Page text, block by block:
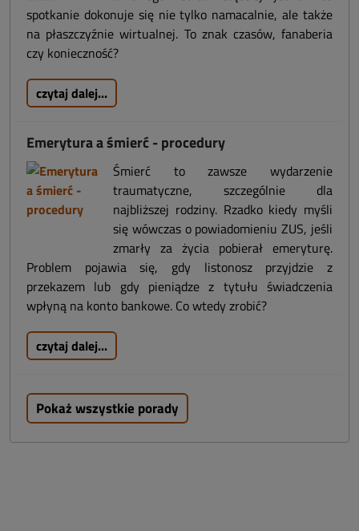
spotkanie dokonuje się nie tylko namacalnie, ale także
na płaszczyźnie wirtualnej. To znak czasów, fanaberia
czy konieczność?
czytaj dalej...
Emerytura a śmierć - procedury
Śmierć to zawsze wydarzenie
traumatyczne, szczególnie dla
najbliższej rodziny. Rzadko kiedy myśli
się wówczas o powiadomieniu ZUS, jeśli
zmarły za życia pobierał emeryturę.
Problem pojawia się, gdy listonosz przyjdzie z
przekazem lub gdy pieniądze z tytułu świadczenia
wpłyną na konto bankowe. Co wtedy zrobić?
czytaj dalej...
Pokaż wszystkie porady